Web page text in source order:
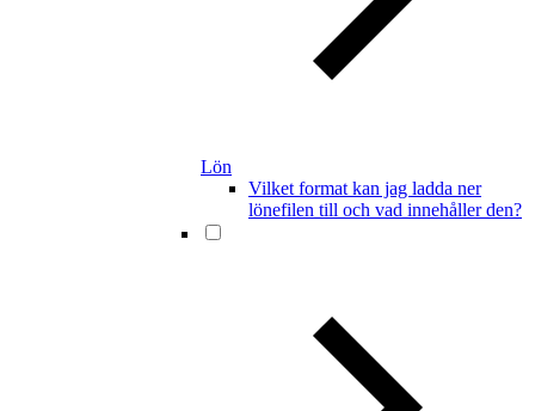
Lön
Vilket format kan jag ladda ner
lönefilen till och vad innehåller den?